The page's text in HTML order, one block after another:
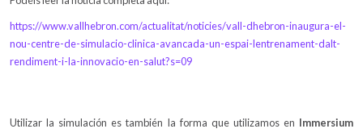
https://www.vallhebron.com/actualitat/noticies/vall-dhebron-inaugura-el-
nou-centre-de-simulacio-clinica-avancada-un-espai-lentrenament-dalt-
rendiment-i-la-innovacio-en-salut?s=09
Utilizar la simulación es también la forma que utilizamos en Immersium